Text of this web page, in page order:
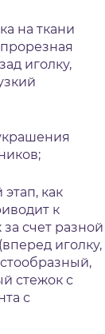
на ткани
иголку,
как
к
счет разной
иголку,
стежок с
с